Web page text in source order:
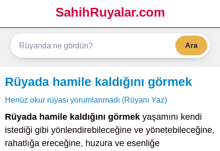
SahihRuyalar.com
Ara
Rüyada hamile kaldığını görmek
Henüz okur rüyası yorumlanmadı (Rüyanı Yaz)
Rüyada hamile kaldığını görmek yaşamını kendi
istediği gibi yönlendirebileceğine ve yönetebileceğine,
rahatlığa ereceğine, huzura ve esenliğe